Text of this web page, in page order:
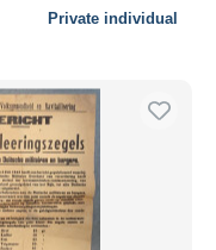
Private individual